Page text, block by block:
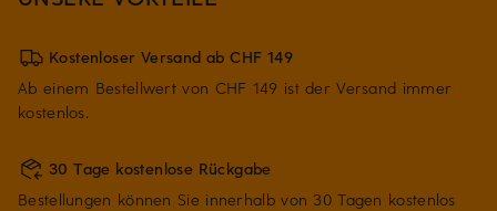
Kostenloser Versand ab CHF 149
Ab einem Bestellwert von CHF 149 ist der Versand immer
kostenlos.
30 Tage kostenlose Rückgabe
Bestellungen können Sie innerhalb von 30 Tagen kostenlos